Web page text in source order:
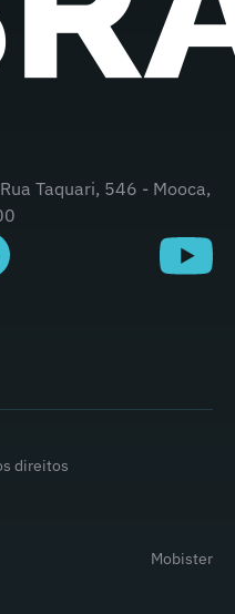
Taquari, 546 - Mooca,
direitos
Mobister